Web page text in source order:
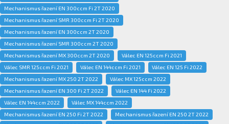
Mechanismus řazení EN 300ccm Fi 2T 2020
Mechanismus řazení SMR 300ccm Fi 2T 2020
Mechanismus řazení EN 300ccm 2T 2020
Mechanismus řazení SMR 300ccm 2T 2020
Mechanismus řazení MX 300ccm 2T 2020
Válec EN 125ccm Fi 2021
Válec SMR 125ccm Fi 2021
Válec EN 144ccm Fi 2021
Válec EN 125 Fi 2022
Mechanismus řazení MX 250 2T 2022
Válec MX 125ccm 2022
Mechanismus řazení EN 300 Fi 2T 2022
Válec EN 144 Fi 2022
Válec EN 144ccm 2022
Válec MX 144ccm 2022
Mechanismus řazení EN 250 Fi 2T 2022
Mechanismus řazení EN 250 2T 2022